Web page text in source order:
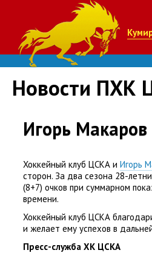
Новости ПХК
Игорь
Хоккейный клуб ЦСКА и Игорь
сторон. За два сезона 28-
(8+7) очков при суммарном
времени.
Хоккейный клуб ЦСКА
и желает ему успехов в
Пресс-служба ХК ЦСКА